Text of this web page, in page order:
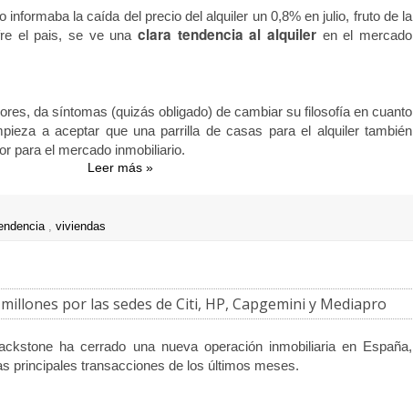
informaba la caída del precio del alquiler un 0,8% en julio, fruto de la
el pais, se ve una clara tendencia al alquiler en el mercado
da síntomas (quizás obligado) de cambiar su filosofía en cuanto
a aceptar que una parrilla de casas para el alquiler también
para el mercado inmobiliario.
Leer más »
, viviendas
por las sedes de Citi, HP, Capgemini y Mediapro
ha cerrado una nueva operación inmobiliaria en España,
principales transacciones de los últimos meses.